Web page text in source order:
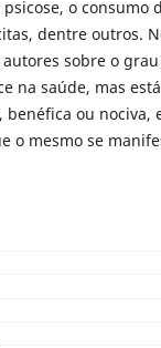
o consumo
dentre outros.
sobre o
na saúde, mas
ou nociva,
o mesmo se